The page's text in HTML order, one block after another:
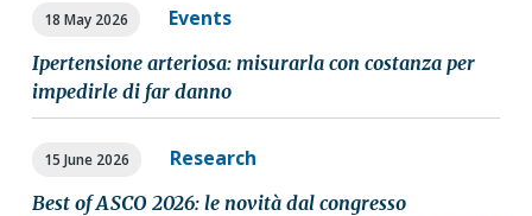
18 May 2026 Events
Ipertensione arteriosa: misurarla con costanza per
impedirle di far danno
15 June 2026 Research
Best of ASCO 2026: le novità dal congresso